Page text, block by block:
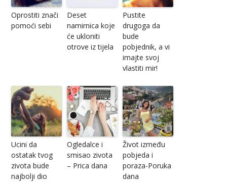
Oprostiti znači
pomoći sebi
Deset
namirnica koje
će ukloniti
otrove iz tijela
Pustite
drugoga da
bude
pobjednik, a vi
imajte svoj
vlastiti mir!
Ucini da
ostatak tvog
zivota bude
najbolji dio
Ogledalce i
smisao zivota
– Prica dana
Život između
pobjeda i
poraza-Poruka
dana